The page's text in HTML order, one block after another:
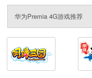
华为Premia 4G游戏推荐